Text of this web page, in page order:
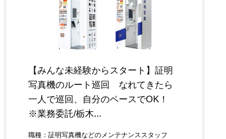
【みんな未経験からスタート】証明
写真機のルート巡回 なれてきたら
一人で巡回、自分のペースでOK！
※業務委託/栃木...
職種：証明写真機などのメンテナンススタッフ